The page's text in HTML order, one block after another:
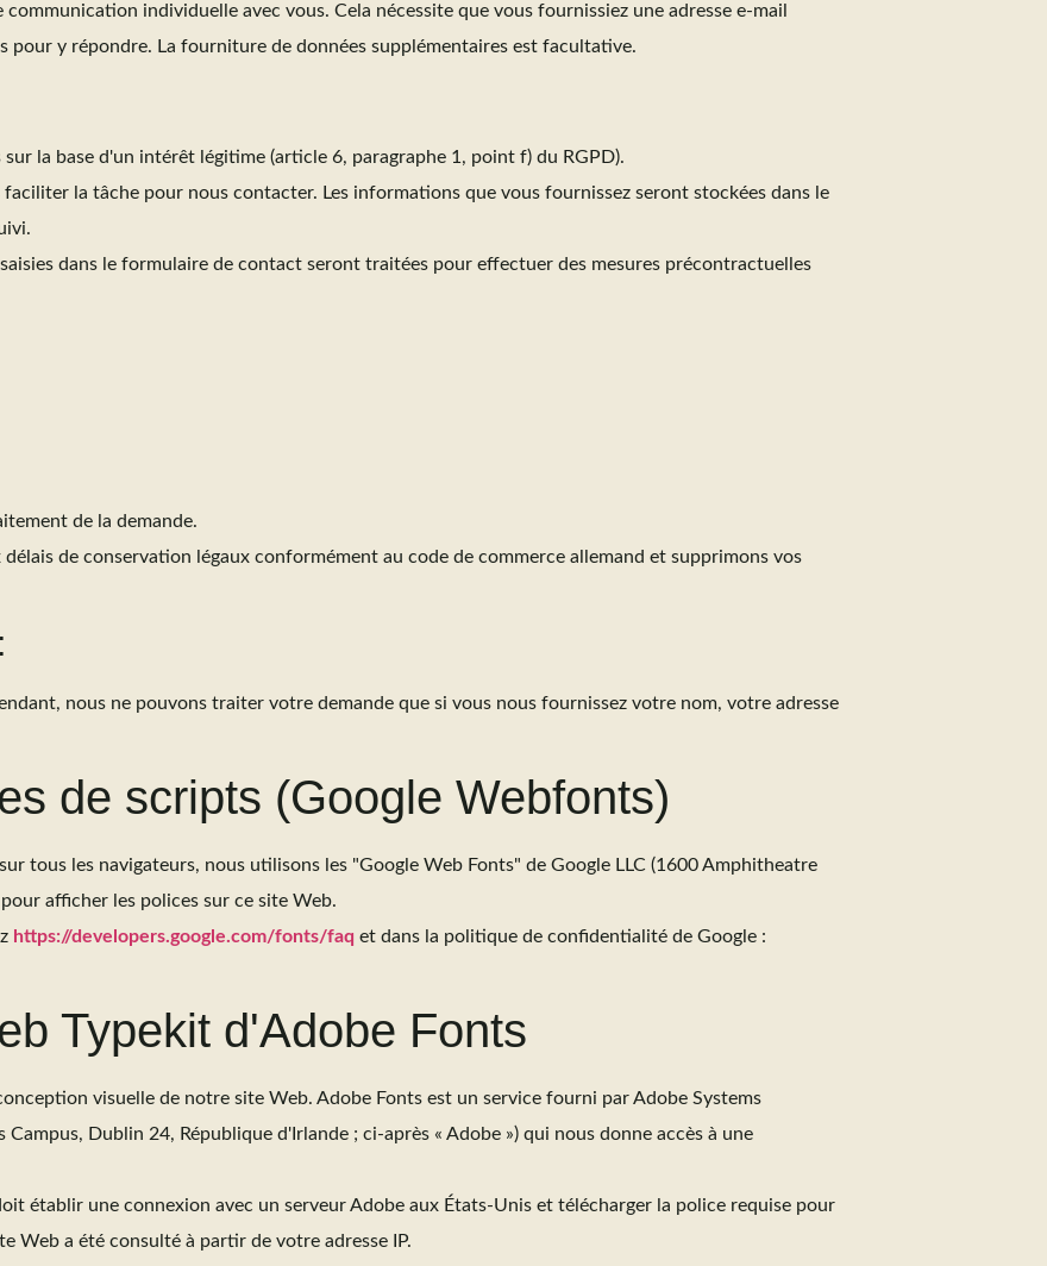
individuelle avec vous. Cela nécessite que vous fournissiez une adresse e-mail
y répondre. La fourniture de données supplémentaires est facultative.
la base d'un intérêt légitime (article 6, paragraphe 1, point f) du RGPD).
la tâche pour nous contacter. Les informations que vous fournissez seront stockées dans le
dans le formulaire de contact seront traitées pour effectuer des mesures précontractuelles
de la demande.
de conservation légaux conformément au code de commerce allemand et supprimons vos
nous ne pouvons traiter votre demande que si vous nous fournissez votre nom, votre adresse
de scripts (Google Webfonts)
tous les navigateurs, nous utilisons les "Google Web Fonts" de Google LLC (1600 Amphitheatre
afficher les polices sur ce site Web.
https://developers.google.com/fonts/faq et dans la politique de confidentialité de Google :
Typekit d'Adobe Fonts
visuelle de notre site Web. Adobe Fonts est un service fourni par Adobe Systems
Dublin 24, République d'Irlande ; ci-après « Adobe ») qui nous donne accès à une
établir une connexion avec un serveur Adobe aux États-Unis et télécharger la police requise pour
Web a été consulté à partir de votre adresse IP.